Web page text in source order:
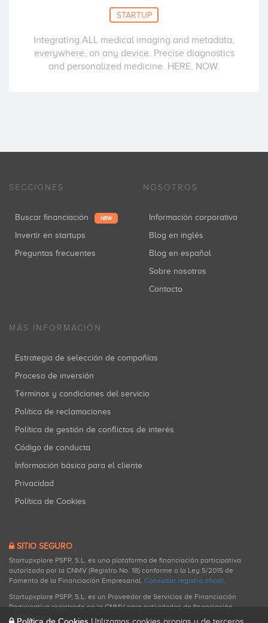
STARTUP
Integrating ALL medical imaging and metadata,
everywhere, on any device. Precise diagnostics
and personalized medicine. HERE. NOW.
SECCIONES
Buscar financiación NEW
Invertir en startups
Preguntas frecuentes
NOSOTROS
Información corporativa
Blog en inglés
Blog en español
Sobre nosotros
Contacto
MÁS INFORMACIÓN
Estrategia de selección de compañías
Proceso de inversión
Términos y condiciones del servicio
Política de reclamaciones
Política de gestión de conflictos de interés
Código de conducta
Información básica para el cliente
Privacidad
Política de Cookies
SITIO SEGURO
Startupxplore PSFP, S.L. es una plataforma de financiación participativa
autorizada por la CNMV (Registro No. 18) conforme a la Ley 5/2015 de
Fomento de la Financiación Empresarial. Consultar registro oficial.
Startupxplore PSFP, S.L. es un Proveedor de Servicios de Financiación
Participativa registrado en la CNMV para actividades de financiación
participativa.